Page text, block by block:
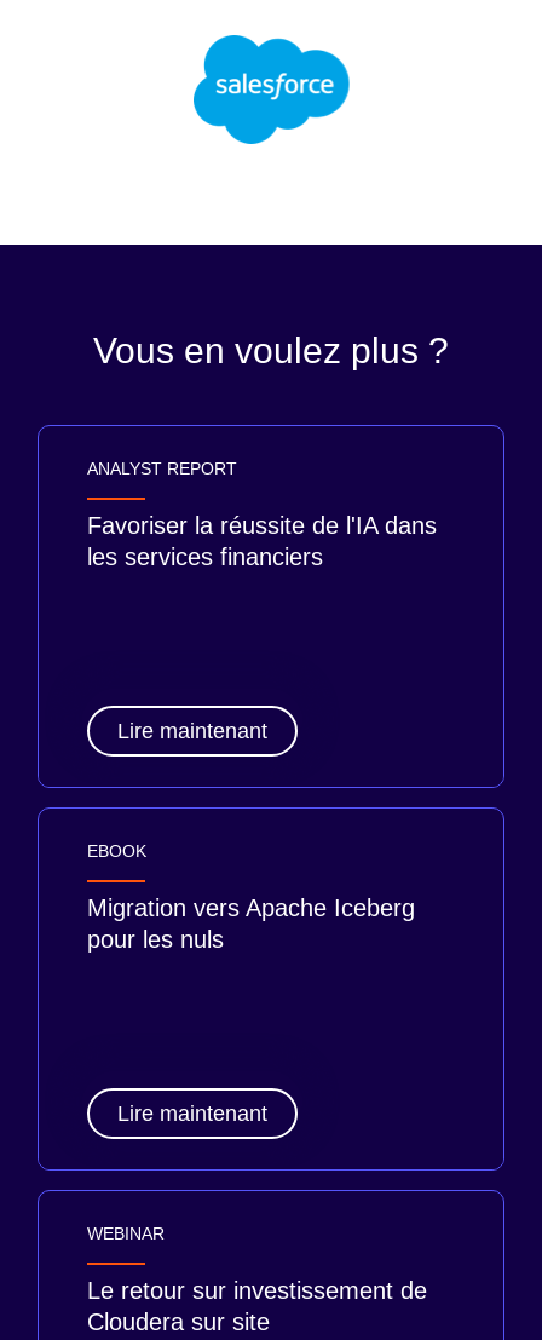
Vous en voulez plus ?
ANALYST REPORT
Favoriser la réussite de l'IA dans
les services financiers
Lire maintenant
EBOOK
Migration vers Apache Iceberg
pour les nuls
Lire maintenant
WEBINAR
Le retour sur investissement de
Cloudera sur site